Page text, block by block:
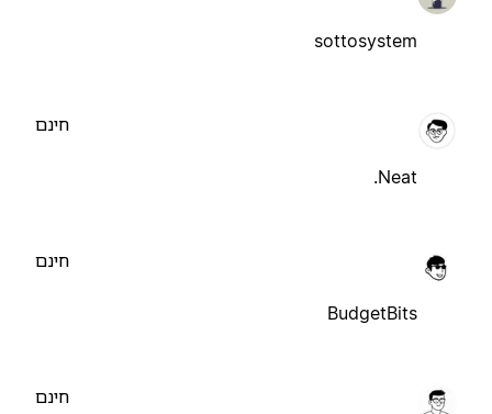
sottosystem
Neat.
חינם
BudgetBits
חינם
חינם